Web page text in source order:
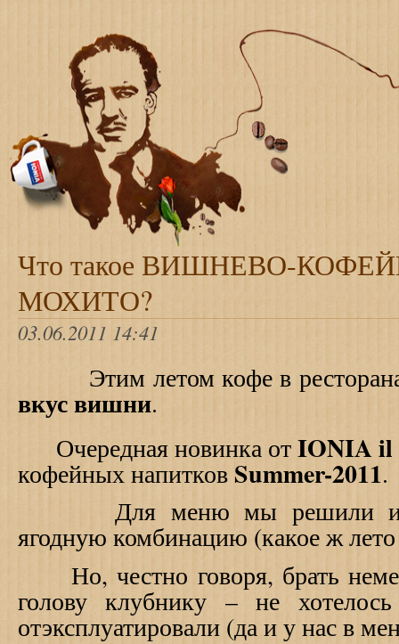
Что такое ВИШНЕВО-
МОХИТО?
03.06.2011 14:41
Этим летом кофе в
вкус вишни.
Очередная новинка отIONIA il
кофейных напитков Summer-2011.
Для меню мы решили
ягодную комбинацию (какое ж
Но, честно говоря, брать
голову клубнику – не
отэксплуатировали (да и у нас в